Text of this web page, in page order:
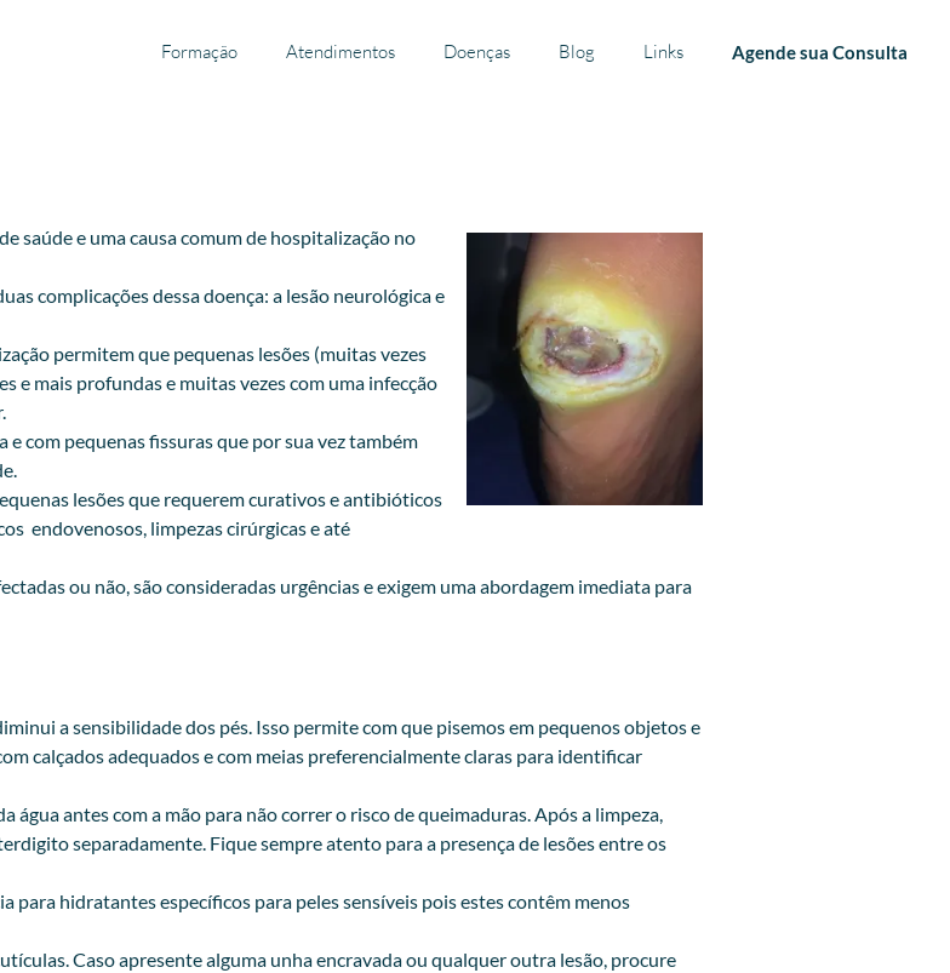
Formação Atendimentos Doenças Blog Links Agende sua Consulta
saúde e uma causa comum de hospitalização no
complicações dessa doença: a lesão neurológica e
permitem que pequenas lesões (muitas vezes
e mais profundas e muitas vezes com uma infecção
com pequenas fissuras que por sua vez também
lesões que requerem curativos e antibióticos
endovenosos, limpezas cirúrgicas e até
ou não, são consideradas urgências e exigem uma abordagem imediata para
a sensibilidade dos pés. Isso permite com que pisemos em pequenos objetos e
calçados adequados e com meias preferencialmente claras para identificar
água antes com a mão para não correr o risco de queimaduras. Após a limpeza,
separadamente. Fique sempre atento para a presença de lesões entre os
para hidratantes específicos para peles sensíveis pois estes contêm menos
Caso apresente alguma unha encravada ou qualquer outra lesão, procure